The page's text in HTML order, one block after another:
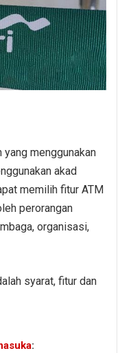
yang menggunakan
akad
memilih fitur ATM
perorangan
organisasi,
syarat, fitur dan
: